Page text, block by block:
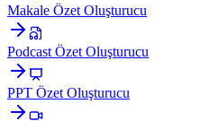
Makale Özet Oluşturucu
Podcast Özet Oluşturucu
PPT Özet Oluşturucu